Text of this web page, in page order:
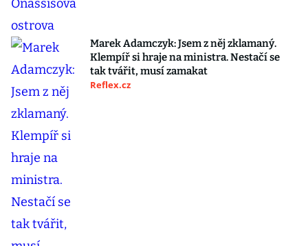
Marek Adamczyk: Jsem z něj zklamaný.
Klempíř si hraje na ministra. Nestačí se
tak tvářit, musí zamakat
Reflex.cz